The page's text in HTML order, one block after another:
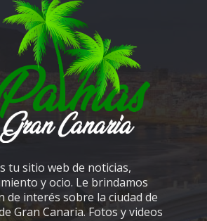
tu sitio web de noticias,
y ocio. Le brindamos
de interés sobre la ciudad de
Gran Canaria. Fotos y videos